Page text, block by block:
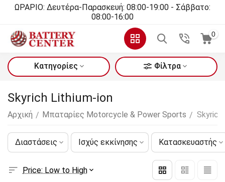
ΩΡΑΡΙΟ: Δευτέρα-Παρασκευή: 08:00-19:00 - Σάββατο:
08:00-16:00
0
Κατηγορίες Φίλτρα
Skyrich Lithium-ion
Αρχική / Μπαταρίες Motorcycle & Power Sports / Skyrich
Διαστάσεις Ισχύς εκκίνησης Κατασκευαστής
Price: Low to High